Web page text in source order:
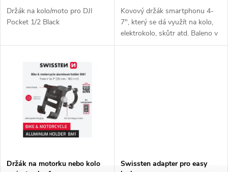
u
d
u
Držák na kolo/moto pro DJI
Pocket 1/2 Black
Kovový držák smartphonu 4-
7", který se dá využít na kolo,
elektrokolo, skůtr atd. Baleno v
blistru SWISSTEN.
Držák na motorku nebo kolo
Swissten adapter pro easy